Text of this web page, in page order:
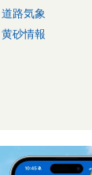
道路気象
黄砂情報